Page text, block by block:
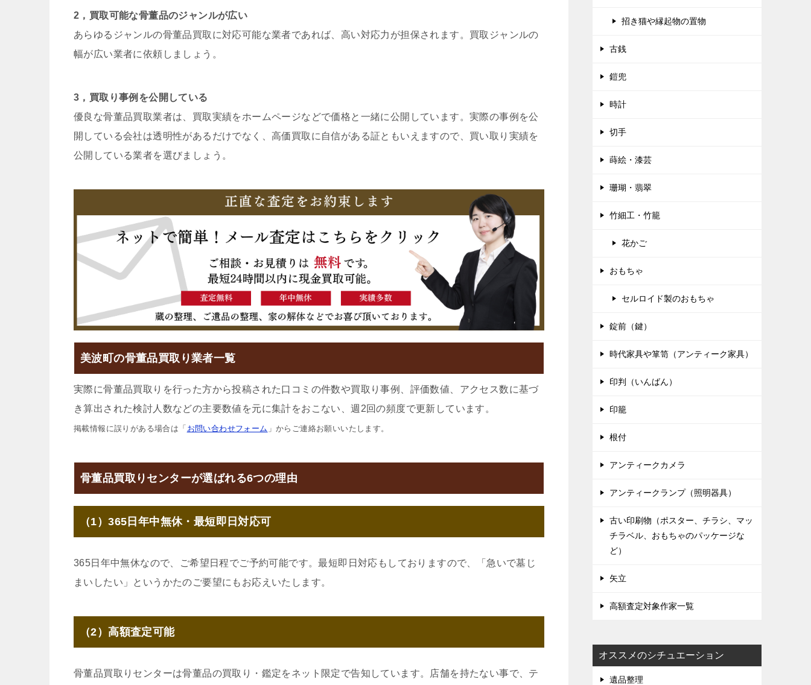
2，買取可能な骨董品のジャンルが広い
あらゆるジャンルの骨董品買取に対応可能な業者であれば、高い対応力が担保されます。買取ジャンルの
幅が広い業者に依頼しましょう。
3，買取り事例を公開している
優良な骨董品買取業者は、買取実績をホームページなどで価格と一緒に公開しています。実際の事例を公
開している会社は透明性があるだけでなく、高価買取に自信がある証ともいえますので、買い取り実績を
公開している業者を選びましょう。
美波町の骨董品買取り業者一覧
実際に骨董品買取りを行った方から投稿された口コミの件数や買取り事例、評価数値、アクセス数に基づ
き算出された検討人数などの主要数値を元に集計をおこない、週2回の頻度で更新しています。
掲載情報に誤りがある場合は「 お問い合わせフォーム 」からご連絡お願いいたします。
骨董品買取りセンターが選ばれる6つの理由
（1）365日年中無休・最短即日対応可
365日年中無休なので、ご希望日程でご予約可能です。最短即日対応もしておりますので、「急いで墓じ
まいしたい」というかたのご要望にもお応えいたします。
（2）高額査定可能
骨董品買取りセンターは骨董品の買取り・鑑定をネット限定で告知しています。店舗を持たない事で、テ
招き猫や縁起物の置物
古銭
鎧兜
時計
切手
蒔絵・漆芸
珊瑚・翡翠
竹細工・竹籠
花かご
おもちゃ
セルロイド製のおもちゃ
錠前（鍵）
時代家具や箪笥（アンティーク家具）
印判（いんばん）
印籠
根付
アンティークカメラ
アンティークランプ（照明器具）
古い印刷物（ポスター、チラシ、マッ
チラベル、おもちゃのパッケージな
ど）
矢立
高額査定対象作家一覧
オススメのシチュエーション
遺品整理